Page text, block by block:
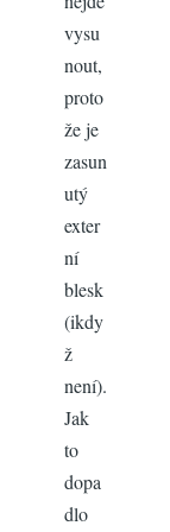
vysu
nout,
proto
že je
zasun
utý
exter
ní
blesk
(ikdy
ž
není).
Jak
to
dopa
dlo